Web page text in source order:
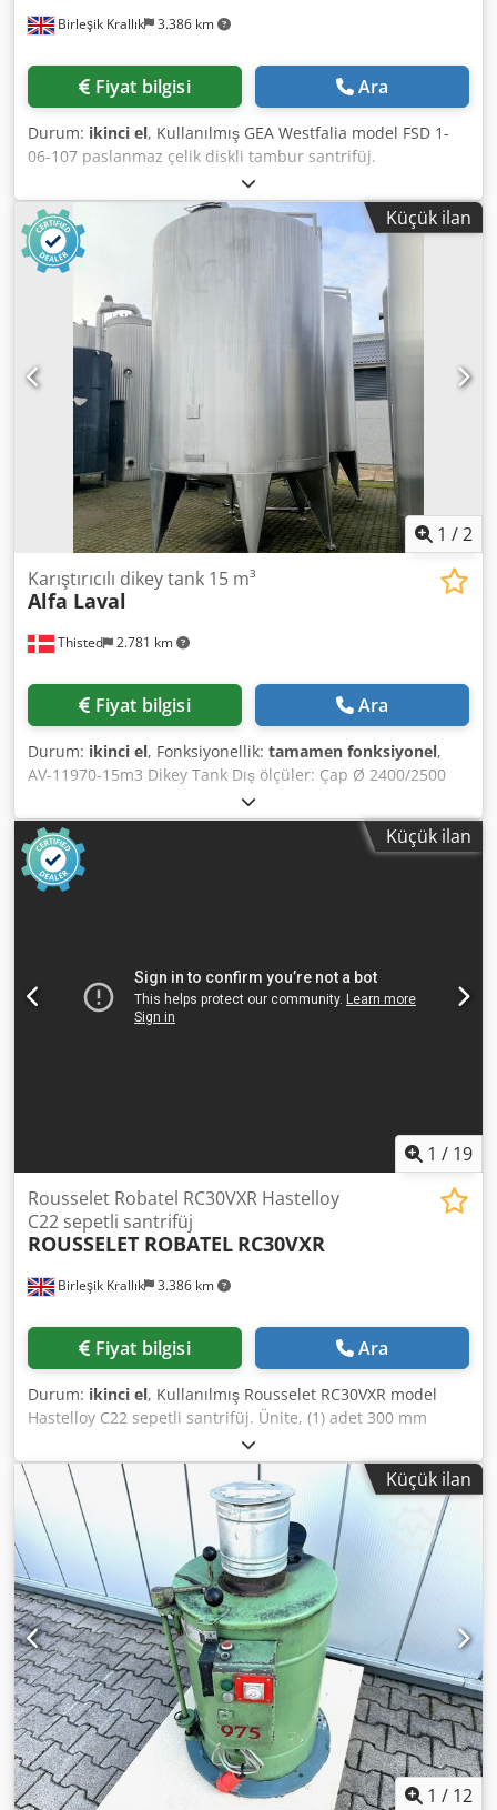
Birleşik Krallık 3.386 km
Fiyat bilgisi Ara
Durum: ikinci el, Kullanılmış GEA Westfalia model FSD 1-
06-107 paslanmaz çelik diskli tambur santrifüj.
Berraklaştırıcı tasarım, toplam kapasite 1 litre ve katı
madde tutma hacmi 0,5 litre. Ağır sıvı özgül ağırlığı 1,0
kg/dm3 ve katı madde özgül ağırlığı 1,4 kg/dm3. Maksimum
devir hızı 10.000 d/dak olarak belirtilmiştir. Santrifüj
pompası çıkışı, ortam tipine bağlı olarak saatte 300 litreye
kadar. Tahrik sistemi 1,1 kW 220/380 volt 3 faz 50 Hz, 3.000
d/dak motorla kayışlı tiptir. Kayar şase üzerinde HMI
kontrol paneli ve paslanmaz çelik toplama kazanı ile
birlikte monte edilmiştir. 2018 modeldir. Codpfezimv Usx
Ag Ujrf
Küçük ilan
1 /2
Thisted 2.781 km
Karıştırıcılı dikey tank 15 m³
Alfa Laval
Fiyat bilgisi Ara
Durum: ikinci el, Fonksiyonellik: tamamen fonksiyonel,
AV-11970-15m3 Dikey Tank Dış ölçüler: Çap Ø 2400/2500
mm, toplam yükseklik 5100 mm. Dikey paslanmaz çelik
tank. Konik üst kapağı CIP ile. Crodpfx Aew Rlwhog Usf
Konik alt kısımda 3" çıkış. Üstte menhol. Üste monte
edilmiş karıştırıcı. AISI 304.
Küçük ilan
1 / 19
Birleşik Krallık 3.386 km
Rousselet Robatel RC30VXR Hastelloy
C22 sepetli santrifüj
ROUSSELET ROBATEL RC30VXR
Fiyat bilgisi Ara
Durum: ikinci el, Kullanılmış Rousselet RC30VXR model
Hastelloy C22 sepetli santrifüj. Ünite, (1) adet 300 mm
çapında x 150 mm derinliğinde, 5 litre kapasiteli ve 0,14 m²
filtrasyon alanına sahip Hastelloy C22 delikli sepet; (1) adet
200 mm çapında x 110 mm derinliğinde, 2 litre kapasiteli
ve 0,06 m² filtrasyon alanına sahip Hastelloy C22 delikli
sepet içerir, maksimum 1000 G kuvveti. Maksimum yük
kapasitesi 6 kg. Maksimum 3000 devir/dakika. Ana tahrik ve
kontrol ünitesi dahildir. Ünite, paslanmaz çelik mobil araba
üzerine montelidir. Ağırlık: Tahmini: 600 kg. Boyutlar: 950
mm x 1450 mm. Credezfiguopfx Ag Ujf
Küçük ilan
1 / 12